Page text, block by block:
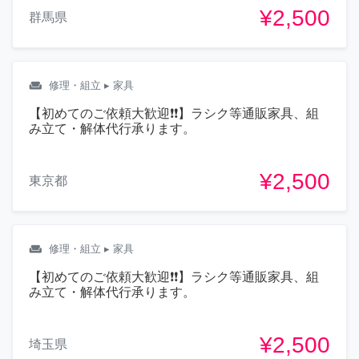
群馬県 ¥2,500
weekend 修理・組立 ▸ 家具
【初めてのご依頼大歓迎❗❗】ラシク等通販家具、組
み立て・解体代行承ります。
東京都 ¥2,500
weekend 修理・組立 ▸ 家具
【初めてのご依頼大歓迎❗❗】ラシク等通販家具、組
み立て・解体代行承ります。
埼玉県 ¥2,500